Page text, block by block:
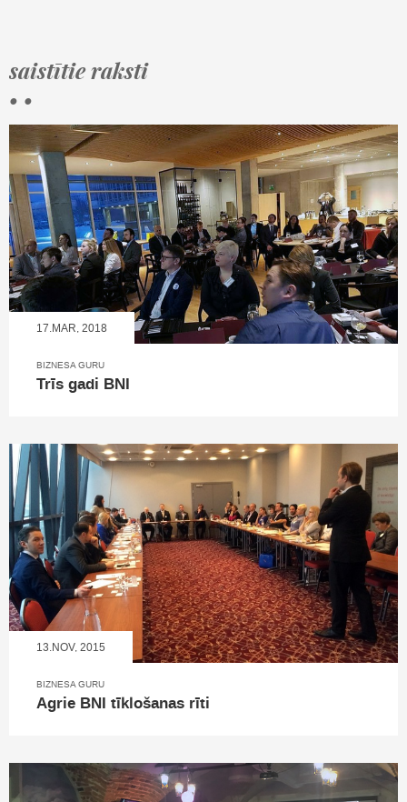
saistītie raksti
• •
17.MAR, 2018
BIZNESA GURU
Trīs gadi BNI
13.NOV, 2015
BIZNESA GURU
Agrie BNI tīklošanas rīti